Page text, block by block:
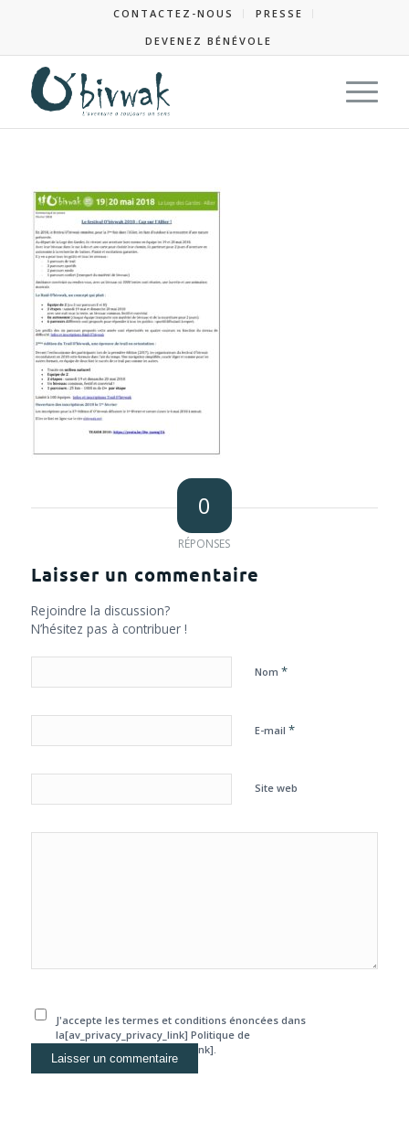
CONTACTEZ-NOUS
PRESSE
DEVENEZ BÉNÉVOLE
0
RÉPONSES
Laisser un commentaire
Rejoindre la discussion?
N’hésitez pas à contribuer !
Nom *
E-mail *
Site web
J'accepte les termes et conditions énoncées dans
la[av_privacy_privacy_link] Politique de
confidentialité[/av_privacy_link].